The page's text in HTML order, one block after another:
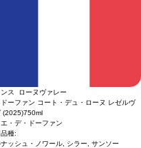
ンス ローヌヴァレー
ドーファン コート・デュ・ローヌ レゼルヴ
(2025)750ml
・デ・ドーファン
種:
ナッシュ・ノワール, シラー, サンソー